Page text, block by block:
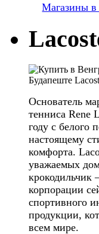
Магазины в
Основатель
тенниса Rene
году с белого
настоящему
комфорта.
уважаемых
крокодильчик
корпорации
спортивного
продукции,
всем мире.